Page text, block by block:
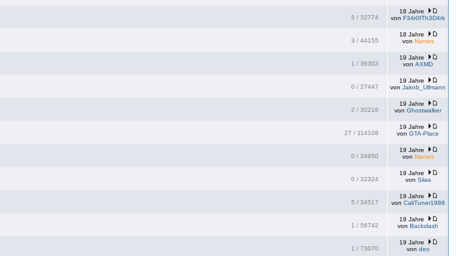
5 / 32774
18 Jahre
von F34r0fTh3D4rk
3 / 44155
18 Jahre
von Narses
1 / 36303
19 Jahre
von AXMD
0 / 27447
19 Jahre
von Jakob_Ullmann
2 / 30216
19 Jahre
von Ghostwalker
27 / 114108
19 Jahre
von GTA-Place
0 / 34950
19 Jahre
von Narses
0 / 32324
19 Jahre
von Silas
5 / 34517
19 Jahre
von CaliTuner1988
1 / 56742
19 Jahre
von Backslash
1 / 73070
19 Jahre
von deo